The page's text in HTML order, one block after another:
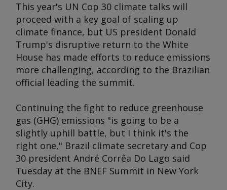
This year's UN Cop 30 climate talks will
proceed with a key goal of scaling up
climate finance, but US president Donald
Trump's disruptive return to the White
House has made efforts to reduce emissions
more challenging, according to the Brazilian
official leading the summit.
Continuing the fight to reduce greenhouse
gas (GHG) emissions "is going to be a
slightly uphill battle, but I think it's the
right one," Brazil climate secretary and Cop
30 president André Corrêa Do Lago said
Tuesday at the BNEF Summit in New York
City.